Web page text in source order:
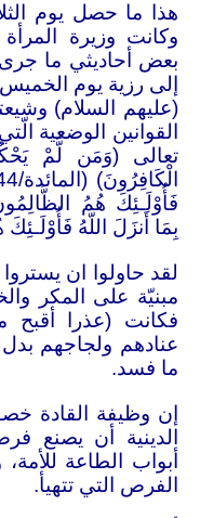
هذا ما حصل يوم
وكانت وزيرة
بعض أحاديثي ما جرى
إلى رزية يوم
(عليهم السلام)
القوانين الوضعية
تعالى (وَمَن لَّمْ
بِمَا أَنزَلَ اللّهُ فَأُوْلَـئِكَ
لقد حاولوا ان
مبنيّة على المكر
فكانت (عذرا
عنادهم ولجاجهم
ما فسد.
إن وظيفة القادة
الدينية أن يصنع
أبواب الطاعة
الفرص التي تتهيأ.